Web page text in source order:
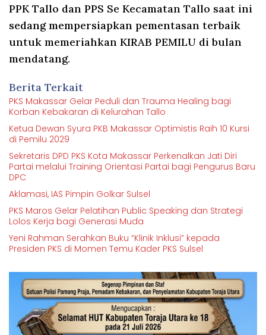
PPK Tallo dan PPS Se Kecamatan Tallo saat ini
sedang mempersiapkan pementasan terbaik
untuk memeriahkan KIRAB PEMILU di bulan
mendatang.
Berita Terkait
PKS Makassar Gelar Peduli dan Trauma Healing bagi
Korban Kebakaran di Kelurahan Tallo
Ketua Dewan Syura PKB Makassar Optimistis Raih 10 Kursi
di Pemilu 2029
Sekretaris DPD PKS Kota Makassar Perkenalkan Jati Diri
Partai melalui Training Orientasi Partai bagi Pengurus Baru
DPC
Aklamasi, IAS Pimpin Golkar Sulsel
PKS Maros Gelar Pelatihan Public Speaking dan Strategi
Lolos Kerja bagi Generasi Muda
Yeni Rahman Serahkan Buku “Klinik Inklusi” kepada
Presiden PKS di Momen Temu Kader PKS Sulsel